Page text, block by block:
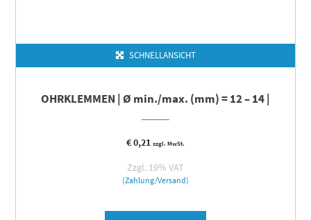
SCHNELLANSICHT
OHRKLEMMEN | Ø min./max. (mm) = 12 – 14 |
€0,21 zzgl. MwSt.
Zzgl. 19% VAT
(Zahlung/Versand)